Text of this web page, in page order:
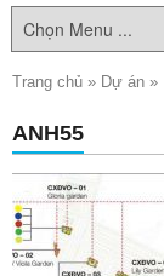
Trang chủ » Dự án »
ANH55